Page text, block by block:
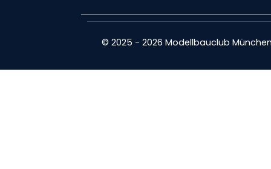
© 2025 - 2026 Modellbauclub